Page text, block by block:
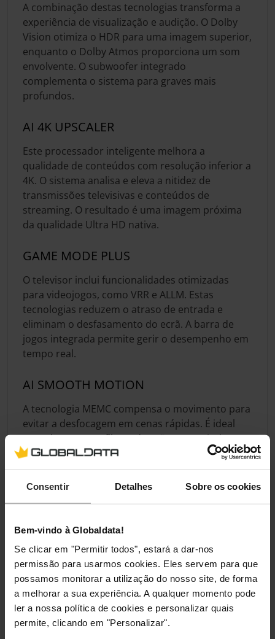
Consentir Detalhes Sobre os cookies
Bem-vindo à Globaldata!
Se clicar em "Permitir todos", estará a dar-nos
permissão para usarmos cookies. Eles servem para que
possamos monitorar a utilização do nosso site, de forma
a melhorar a sua experiência. A qualquer momento pode
ler a nossa política de cookies e personalizar quais
permite, clicando em "Personalizar".
A combinação destas tecnologias transforma a
experiência de visualização e audição. O Dolby
Vision otimiza o HDR para uma imagem superior,
enquanto o Dolby Atmos proporciona um som
envolvente. O subwoofer integrado
complementa o sistema para graves mais
profundos.
AI 4K UPSCALER
Este processador inteligente melhora a
qualidade de conteúdos com resolução inferior a
4K. O sistema analisa e eleva a nitidez de
transmissões televisivas e conteúdos de
streaming. O resultado é uma imagem próxima
da qualidade Ultra HD nativa.
GAME MODE PLUS
O televisor inclui funcionalidades otimizadas
para videojogos, como VRR e ALLM. Estas
tecnologias reduzem o atraso de entrada e
eliminam o desfasamento do ecrã. A barra de
jogos integrada permite gerir o desempenho em
tempo real.
AI SMOOTH MOTION
A tecnologia MEMC compensa o movimento para
evitar a desfocagem em cenas rápidas. É ideal
para desportos e filmes de ação, garantindo uma
reprodução fluida. O painel mantém a nitidez
repentinas.
Especificação
Ecrã
Tamanho do Ecrã em
Polegadas
50 "